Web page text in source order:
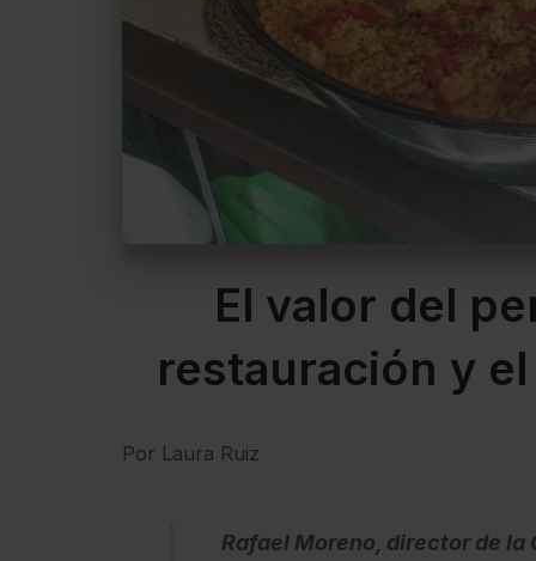
El valor del
restauración y
Por Laura Ruiz
Rafael Moreno, director de la